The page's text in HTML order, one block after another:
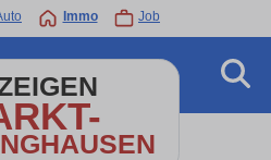
Immo Job